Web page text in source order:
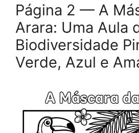
Página 2 — A
Arara: Uma Aula
Biodiversidade
Verde, Azul e